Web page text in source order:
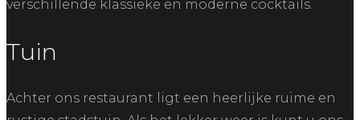
verschillende klassieke en moderne cocktails.
Tuin
Achter ons restaurant ligt een heerlijke ruime en